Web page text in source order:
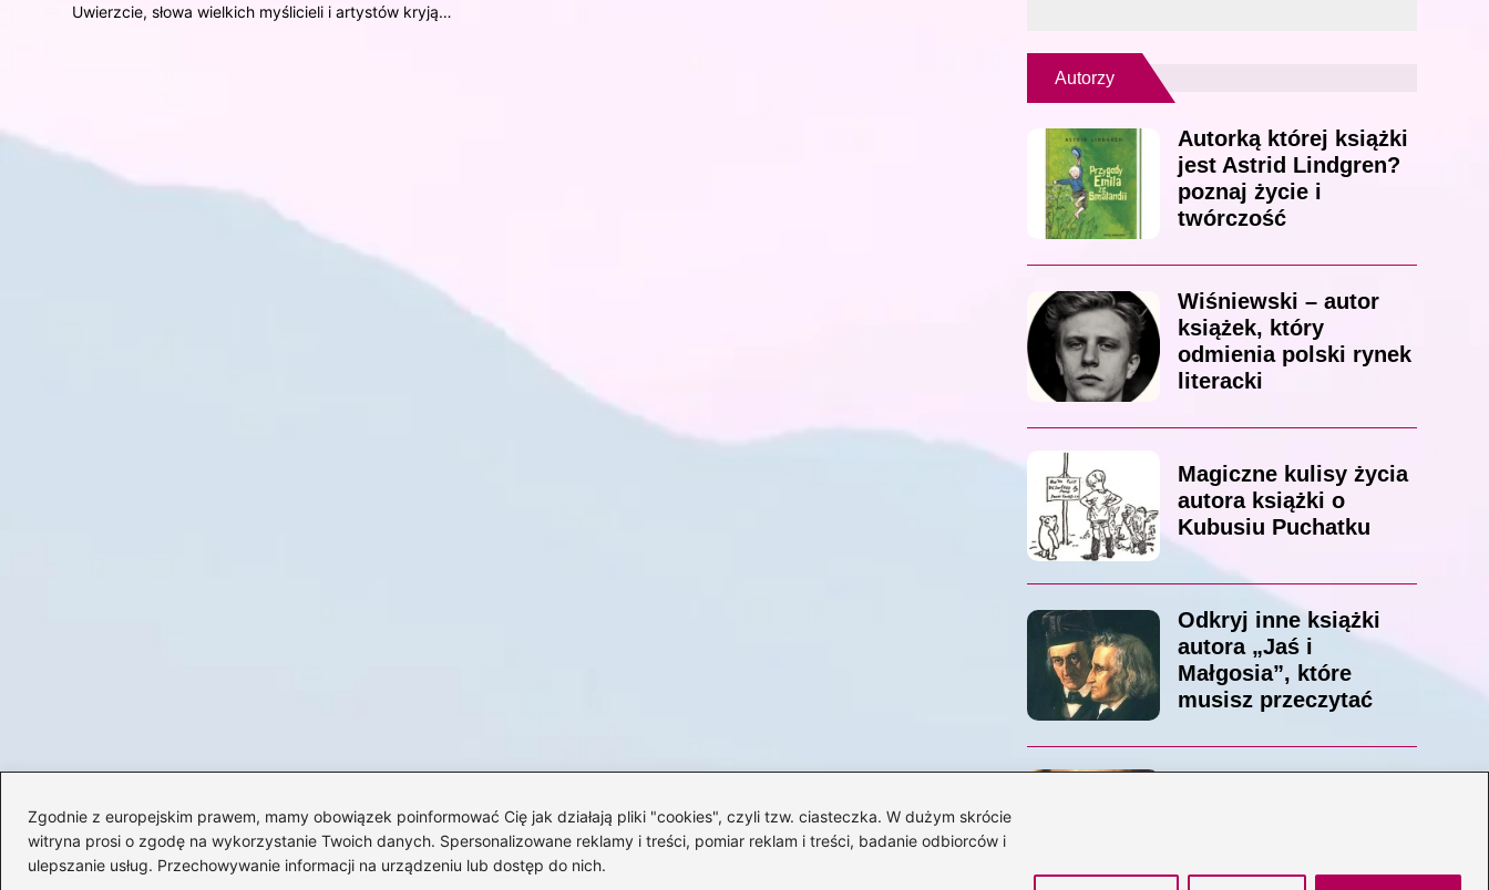
Zgodnie z europejskim prawem, mamy obowiązek poinformować Cię jak działają pliki "cookies", czyli tzw. ciasteczka. W dużym skrócie
witryna prosi o zgodę na wykorzystanie Twoich danych. Spersonalizowane reklamy i treści, pomiar reklam i treści, badanie odbiorców i
ulepszanie usług. Przechowywanie informacji na urządzeniu lub dostęp do nich.
Uwierzcie, słowa wielkich myślicieli i artystów kryją…
Autorzy
Autorką której książki
jest Astrid Lindgren?
poznaj życie i
twórczość
Wiśniewski – autor
książek, który
odmienia polski rynek
literacki
Magiczne kulisy życia
autora książki o
Kubusiu Puchatku
Odkryj inne książki
autora „Jaś i
Małgosia”, które
musisz przeczytać